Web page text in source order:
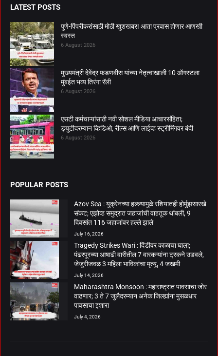
LATEST POSTS
पुणे-पिंपरीकरांसाठी मोठी खुशखबर! आता प्रवास होणार आणखी
स्वस्त
6 August 2026
मुख्यमंत्री देवेंद्र फडणवीस यांच्या नेतृत्वाखाली 10 ऑगस्टला
मुंबईत भव्य तिरंगा रॅली
6 August 2026
एसटी कर्मचाऱ्यांसाठी नवी सोशल मीडिया आचारसंहिता;
ड्युटीदरम्यान व्हिडिओ, रील्स आणि लाईव्ह स्ट्रीमिंगवर बंदी
6 August 2026
POPULAR POSTS
Azov Sea : युक्रेनच्या हल्ल्यामुळे रशियातही होर्मुझसारखे
संकट; एझोव्ह समुद्रात जहाजांची वाहतूक थांबली, 9
दिवसांत 116 जहाजांवर हल्ले झाले
July 16, 2026
Tragedy Strikes Wari : दिंडीवर काळाचा घाला;
पंढरपूरच्या आषाढी वारीतील 7 वारकऱ्यांना ट्रकने उडवले,
जेजुरीजवळ 3 महिला भाविकांचा मृत्यू, 4 जखमी
July 14, 2026
Maharashtra Monsoon : महाराष्ट्रात पावसाचा जोर
वाढणार; 3 ते 7 जुलैदरम्यान अनेक जिल्ह्यांना मुसळधार
पावसाचा इशारा
July 4, 2026